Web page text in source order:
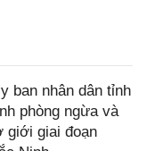
ban nhân dân tỉnh
phòng ngừa và
giới giai đoạn